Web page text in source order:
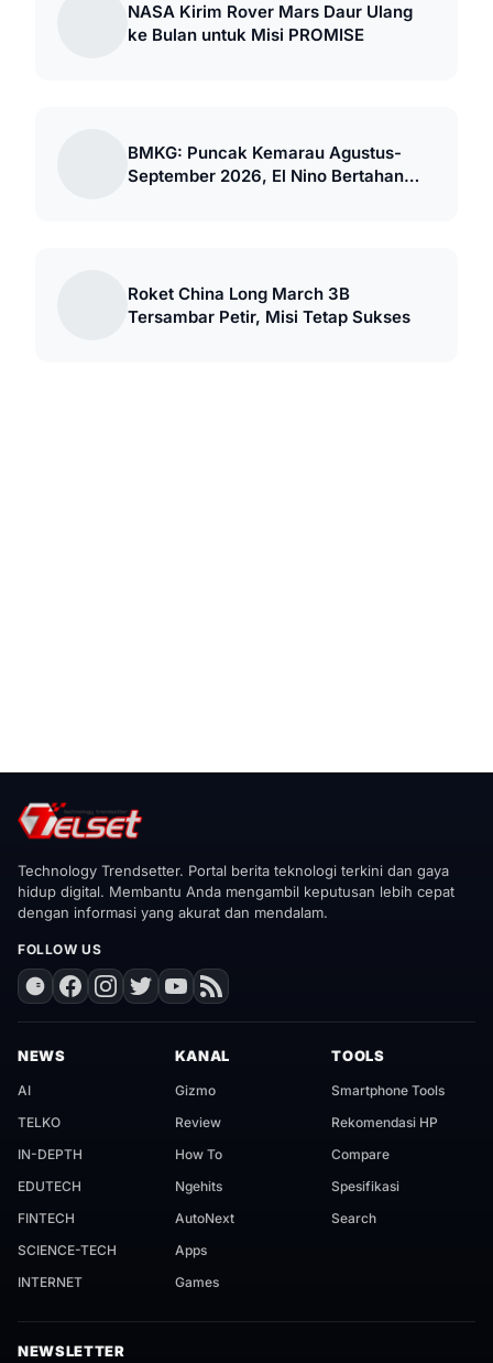
NASA Kirim Rover Mars Daur Ulang
ke Bulan untuk Misi PROMISE
BMKG: Puncak Kemarau Agustus-
September 2026, El Nino Bertahan
Roket China Long March 3B
Tersambar Petir, Misi Tetap Sukses
Technology Trendsetter. Portal berita teknologi terkini dan gaya
hidup digital. Membantu Anda mengambil keputusan lebih cepat
dengan informasi yang akurat dan mendalam.
FOLLOW US
NEWS
AI
TELKO
IN-DEPTH
EDUTECH
FINTECH
SCIENCE-TECH
INTERNET
KANAL
Gizmo
Review
How To
Ngehits
AutoNext
Apps
Games
TOOLS
Smartphone Tools
Rekomendasi HP
Compare
Spesifikasi
Search
NEWSLETTER